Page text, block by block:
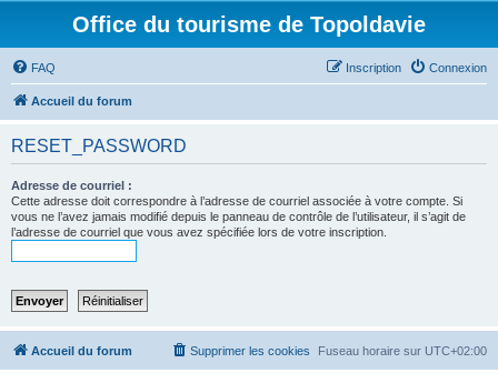
Office du tourisme de Topoldavie
FAQ Connexion
Inscription
Accueil du forum
RESET_PASSWORD
Adresse de courriel :
Cette adresse doit correspondre à l’adresse de courriel associée à votre compte. Si
vous ne l’avez jamais modifié depuis le panneau de contrôle de l’utilisateur, il s’agit de
l’adresse de courriel que vous avez spécifiée lors de votre inscription.
Accueil du forum Fuseau horaire sur UTC+02:00
Supprimer les cookies